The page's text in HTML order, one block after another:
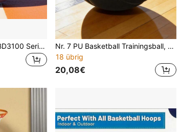
1 Stück Neue Molten BD3100 Serie Basketball Profi-Größe 5, Größe 6, Größe 7 PU Basketball Blau Rosa Trainingsball für innen/außen rutschfest und abriebfest in leuchtenden Farben, Haltbares Design für das Basketballtraining, perfektes Geschenk für Frauen, Männer, Jugendliche, Wettbewerbe, Mannschaftssport und Schulsport, strukturierter Basketball
Nr. 7 PU Basketball Trainingsball, Erwachsenen Basketball für Indoor und Outdoor Training und Wettkampf
18 übrig
20,08€